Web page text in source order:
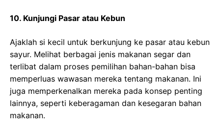
10. Kunjungi Pasar atau Kebun
Ajaklah si kecil untuk berkunjung ke pasar atau kebun
sayur. Melihat berbagai jenis makanan segar dan
terlibat dalam proses pemilihan bahan-bahan bisa
memperluas wawasan mereka tentang makanan. Ini
juga memperkenalkan mereka pada konsep penting
lainnya, seperti keberagaman dan kesegaran bahan
makanan.